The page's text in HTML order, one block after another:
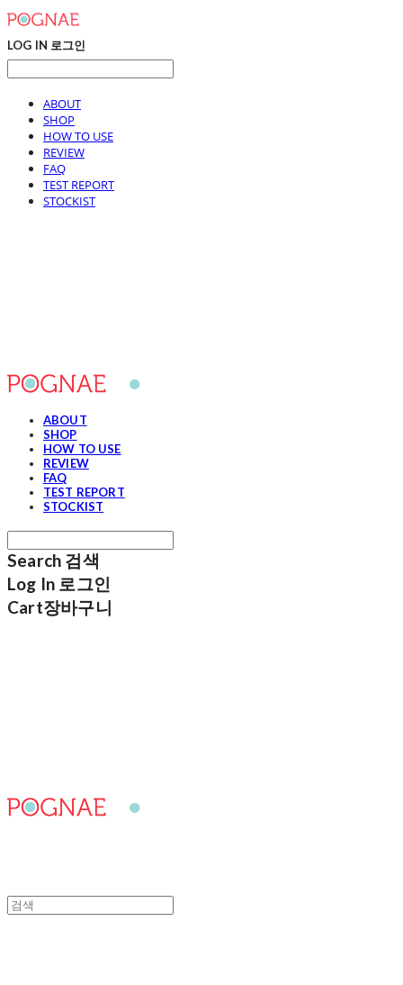
LOG IN 로그인
ABOUT
SHOP
HOW TO USE
REVIEW
FAQ
TEST REPORT
STOCKIST
ABOUT
SHOP
HOW TO USE
REVIEW
FAQ
TEST REPORT
STOCKIST
Search 검색
Log In 로그인
Cart장바구니